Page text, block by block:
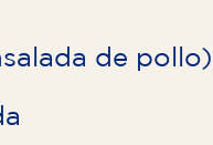
de pollo)